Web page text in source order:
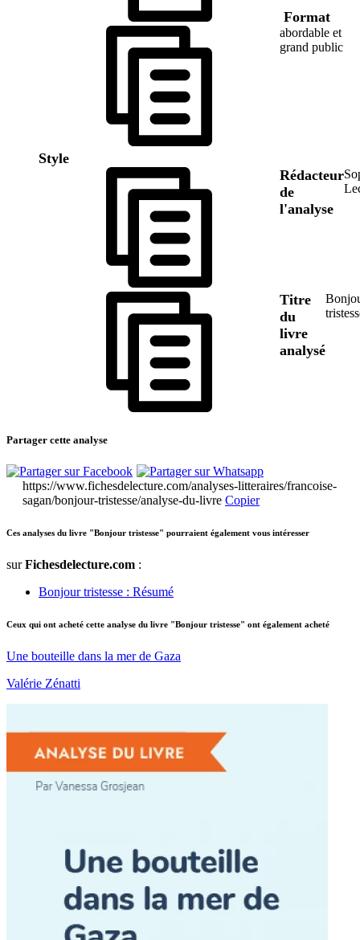
Format
Style
abordable et
grand public
Rédacteur
de
l'analyse
Titre
du
livre
analysé
Partager cette analyse
https://www.fichesdelecture.com/analyses-litteraires/francoise-
sagan/bonjour-tristesse/analyse-du-livre Copier
Ces analyses du livre "Bonjour tristesse" pourraient également vous intéresser
surFichesdelecture.com :
Bonjour tristesse : Résumé
Ceux qui ont acheté cette analyse du livre "Bonjour tristesse" ont également acheté
Une bouteille dans la mer de Gaza
Valérie Zénatti